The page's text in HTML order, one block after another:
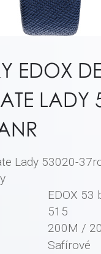
EDOX
LADY
Lady 53020-
EDOX 53
515
200M /
Safírové